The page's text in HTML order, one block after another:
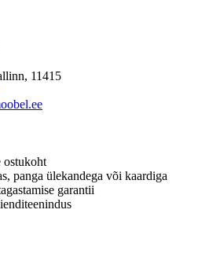
11415
ostukoht
panga ülekandega või kaardiga
garantii